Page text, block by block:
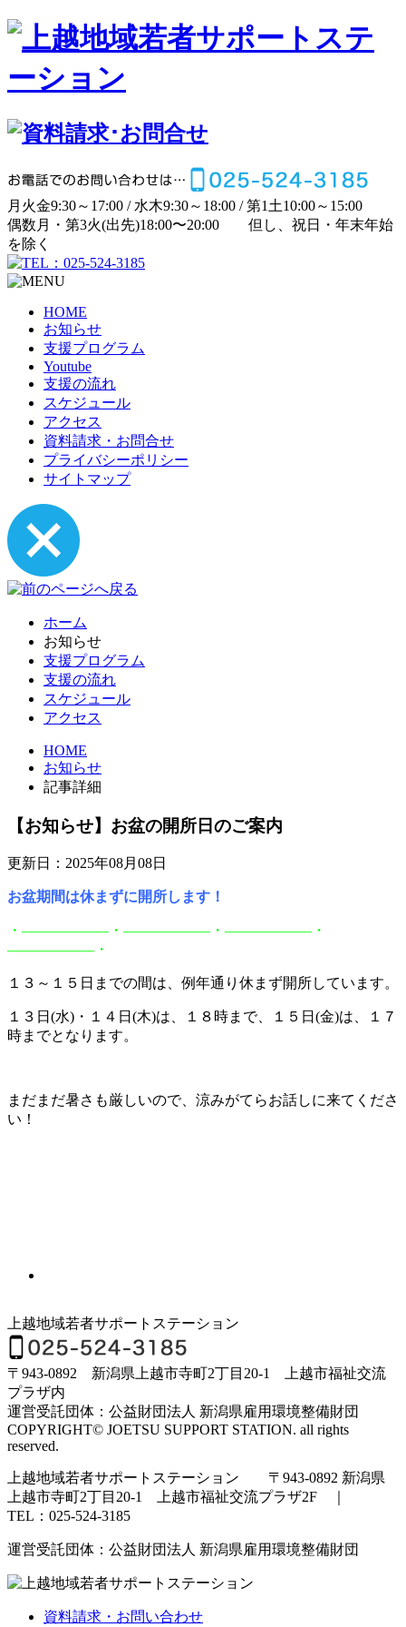
月 火金9:30～17:00 / 水木9:30～18:00 /第1土10:00～15:00
偶数月・第3火(出先)18:00〜20:00 但し、祝日・年末年始
を除く
HOME
お知らせ
支援プログラム
Youtube
支援の流れ
スケジュール
アクセス
資料請求・お問合せ
プライバシーポリシー
サイトマップ
ホーム
お知らせ
支援プログラム
支援の流れ
スケジュール
アクセス
HOME
お知らせ
記事詳細
【お知らせ】お盆の開所日のご案内
更新日：2025年08月08日
お盆期間は休まずに開所します！
・――――――・――――――・――――――・
――――――・
１３～１５日までの間は、例年通り休まず開所しています。
１３日(水)・１４日(木)は、１８時まで、１５日(金)は、１７
時までとなります。
まだまだ暑さも厳しいので、涼みがてらお話しに来てくださ
い！
上越地域若者サポートステーション
〒943-0892 新潟県上越市寺町2丁目20-1 上越市福祉交流
プラザ内
運営受託団体：公益財団法人 新潟県雇用環境整備財団
COPYRIGHT© JOETSU SUPPORT STATION. all rights
reserved.
上越地域若者サポートステーション 〒943-0892 新潟県
上越市寺町2丁目20-1 上越市福祉交流プラザ2F ｜
TEL：025-524-3185
運営受託団体：公益財団法人 新潟県雇用環境整備財団
資料請求・お問い合わせ